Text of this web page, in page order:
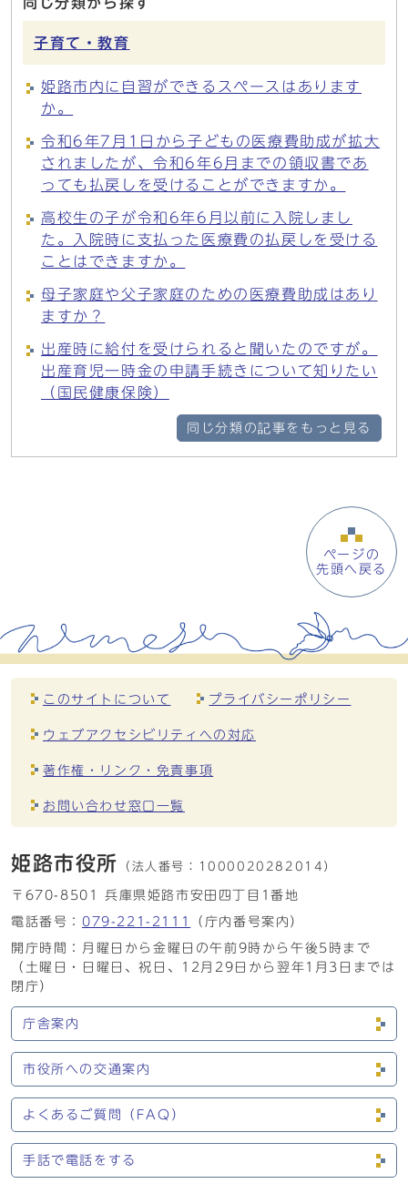
子育て・教育
姫路市内に自習ができるスペースはあります
か。
令和6年7月1日から子どもの医療費助成が拡大
されましたが、令和6年6月までの領収書であ
っても払戻しを受けることができますか。
高校生の子が令和6年6月以前に入院しまし
た。入院時に支払った医療費の払戻しを受ける
ことはできますか。
母子家庭や父子家庭のための医療費助成はあり
ますか？
出産時に給付を受けられると聞いたのですが。
出産育児一時金の申請手続きについて知りたい
（国民健康保険）
同じ分類の記事をもっと見る
ページの
先頭へ戻る
このサイトについて プライバシーポリシー
ウェブアクセシビリティへの対応
著作権・リンク・免責事項
お問い合わせ窓口一覧
姫路市役所 （法人番号： 1000020282014）
〒670-8501 兵庫県姫路市安田四丁目1番地
電話番号： 079-221-2111
（庁内番号案内）
開庁時間：月曜日から金曜日の午前9時から午後5時まで
（土曜日・日曜日、祝日、12月29日から翌年1月3日までは
閉庁）
庁舎案内
市役所への交通案内
よくあるご質問（FAQ）
手話で電話をする